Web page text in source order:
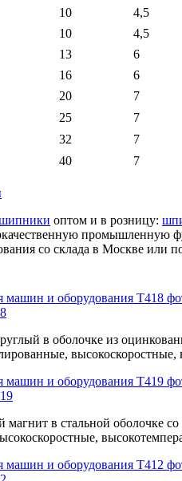
10 4,5
10 4,5
13 6
16 6
20 7
25 7
32 7
40 7
оптом и в розницу:
промышленную
со склада в Москве или
в оболочке из
в стальной оболочке